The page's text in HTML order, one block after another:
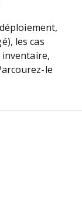
les cas
inventaire,
le